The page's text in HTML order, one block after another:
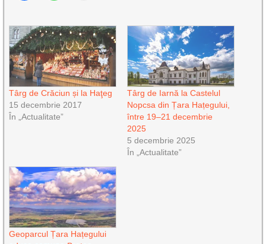
Târg de Crăciun și la Haţeg
15 decembrie 2017
În „Actualitate”
Târg de Iarnă la Castelul
Nopcsa din Țara Hațegului,
între 19–21 decembrie
2025
5 decembrie 2025
În „Actualitate”
Geoparcul Țara Hațegului